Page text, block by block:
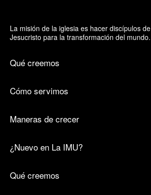
La misión de la iglesia es hacer discípulos de
Jesucristo para la transformación del mundo.
Qué creemos
Cómo servimos
Maneras de crecer
¿Nuevo en La IMU?
Qué creemos